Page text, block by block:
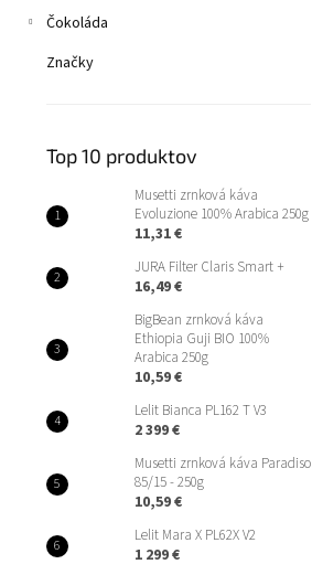
Čokoláda
Značky
Top 10 produktov
Musetti zrnková káva
Evoluzione 100% Arabica 250g
11,31 €
JURA Filter Claris Smart +
16,49 €
BigBean zrnková káva
Ethiopia Guji BIO 100%
Arabica 250g
10,59 €
Lelit Bianca PL162 T V3
2 399 €
Musetti zrnková káva Paradiso
85/15 - 250g
10,59 €
Lelit Mara X PL62X V2
1 299 €